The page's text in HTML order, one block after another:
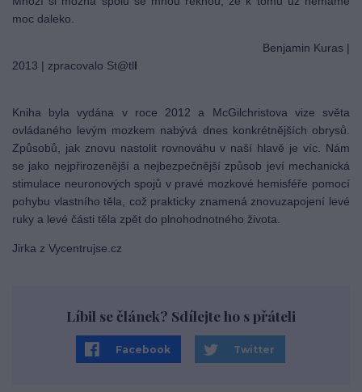
moc daleko.
Benjamin Kuras |
2013 | zpracovalo St@tll
Kniha byla vydána v roce 2012 a McGilchristova vize světa
ovládaného levým mozkem nabývá dnes konkrétnějších obrysů.
Způsobů, jak znovu nastolit rovnováhu v naší hlavě je víc. Nám
se jako nejpřirozenější a nejbezpečnější způsob jeví mechanická
stimulace neuronových spojů v pravé mozkové hemisféře pomocí
pohybu vlastního těla, což prakticky znamená znovuzapojení levé
ruky a levé části těla zpět do plnohodnotného života.
Jirka z Vycentrujse.cz
Líbil se článek? Sdílejte ho s přáteli
Facebook Twitter